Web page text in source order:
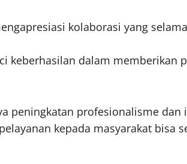
kolaborasi yang
dalam memberikan
peningkatan profesionalisme dan
kepada masyarakat bisa